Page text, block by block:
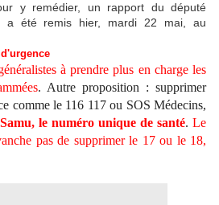
y remédier, un rapport du député
a été remis hier, mardi 22 mai, au
à prendre plus en charge les
. Autre proposition : supprimer
comme le 116 117 ou SOS Médecins,
Samu, le numéro unique de santé.Le
pas de supprimer le 17 ou le 18,